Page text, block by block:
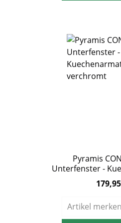
Pyramis
Unterfenster -
Regulärer Preis:
Artikel merken